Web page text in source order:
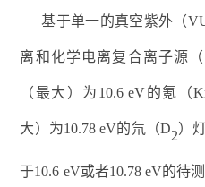
基于单一的真空紫外（
离和化学电离复合离子源（
（最大） 为 10.6 eV的氪（
大）为10.78 eV的氘 （D2）
于10.6 eV或者10.78 eV的待